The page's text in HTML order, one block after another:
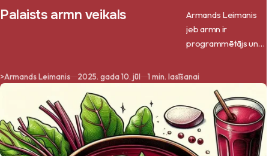
Palaists armn veikals
Armands Leimanis
jeb armn ir
programmētājs un
palaidis savu
interneta veikalu.
>Armands Leimanis 2025. gada 10. jūl 1 min. lasīšanai